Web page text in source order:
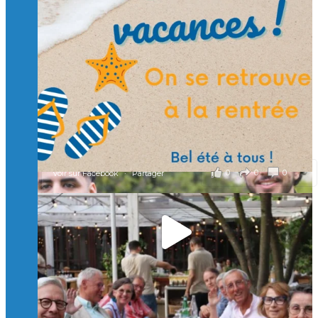
et contribuons ensemble à former les générations
d’ingénieurs de demain. 🙏
Merci à tous !
🎯 Taxe d’apprentissage 2026 : avec l'Isep, investissez pour
un numérique au service de l'humain !
À l’Isep, nous formons des ingénieurs, des bachelors, des
Mastères Spécialisés, qui allient excellence technologique et
valeurs humaines, au cœur de notre pro
...Voir plus
il y a 2 mois
0 0 0
Voir sur Facebook · Partager
🚀Afterwork à Genève 🚀
🥳 Le 22 avril dernier, 14 Alumni vivant / travaillant
en Suisse ont partagé un moment convivial de
retrouvailles et d'échanges !
Merci à tous pour votre présence et à Alexandre